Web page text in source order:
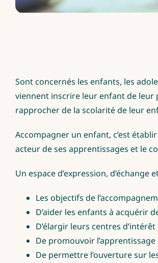
Sont concernés les enfants, les
viennent inscrire leur enfant de leur
rapprocher de la scolarité de leur
Accompagner un enfant, c’est
acteur de ses apprentissages et le
Un espace d’expression,
Les objectifs de
D’aider les enfants à acquérir
D’élargir leurs centres
De promouvoir
De permettre l’ouverture sur